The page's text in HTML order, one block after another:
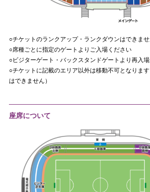
○チケットのランクアップ・ランクダウンはできま
○席種ごとに指定のゲートよりご入場ください
○ビジターゲート・バックスタンドゲートより再入
○チケットに記載のエリア以外は移動不可となりま
はできません）
座席について